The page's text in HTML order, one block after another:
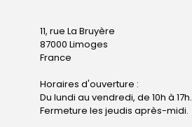
11, rue La Bruyère
87000 Limoges
France
Horaires d'ouverture :
Du lundi au vendredi, de 10h à 17h.
Fermeture les jeudis après-midi.